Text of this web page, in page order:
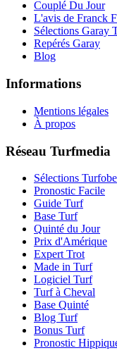
Couplé Du Jour
L'avis de Franck
Sélections Garay
Repérés Garay
Blog
Informations
Mentions légales
À propos
Réseau Turfmedia
Sélections
Pronostic Facile
Guide Turf
Base Turf
Quinté du Jour
Prix d'Amérique
Expert Trot
Made in Turf
Logiciel Turf
Turf à Cheval
Base Quinté
Blog Turf
Bonus Turf
Pronostic